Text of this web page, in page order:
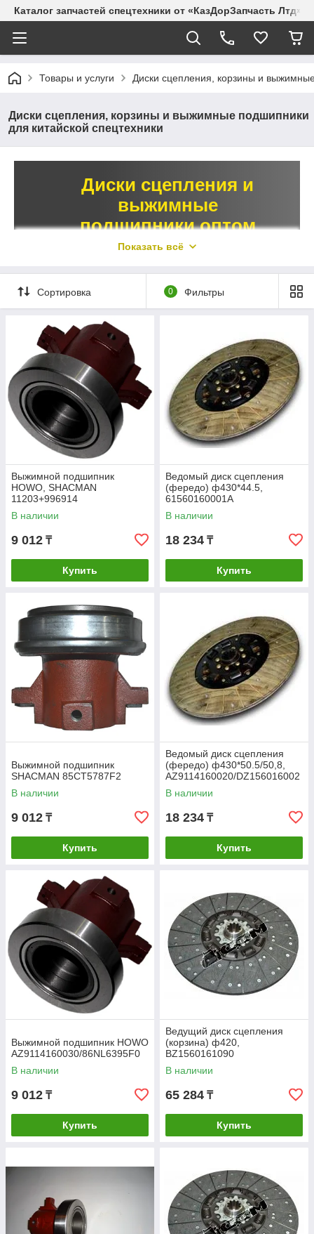
Каталог запчастей спецтехники от «КазДорЗапчасть Лтд»
Товары и услуги Диски сцепления, корзины и
Диски сцепления, корзины и выжимные подшипники
для китайской спецтехники
Диски сцепления и
выжимные
подшипники оптом
в Алматы
У нас вы можете купить диск сцепления для
спецтехники на выгодных условиях
Наш магазин предлагает качественные запчасти
для спецтехники. В наличии сеть выжимной
подшипник, ведомый диск сцепления, ведущий диск
сцепления. Сцепление представляет собой важную
часть агрегата автомобиля, он называется
трансмиссией. Одним из главных узлов данного
механизма является корзина, в которой несколько
деталей, заключенных в корпус.
О нашей компании
ЧТО МЫ МОЖЕМ ПРЕДЛОЖИТЬ?
Выжимной подшипник
Ведущий диск сцепления
Ведомый диск сцепления
Другие детали
Доставка и оплата
ПРЕИМУЩЕСТВА СОТРУДНИЧЕСТВА С
НАМИ
Показать всё
Сортировка 0 Фильтры
Выжимной подшипник
HOWO, SHACMAN
11203+996914
В наличии
9 012 ₸
Купить
Ведомый диск сцепления
(фередо) ф430*44.5,
61560160001A
В наличии
18 234 ₸
Купить
Выжимной подшипник
SHACMAN 85CT5787F2
В наличии
9 012 ₸
Купить
Ведомый диск сцепления
(фередо) ф430*50.5/50,8,
AZ9114160020/DZ156016002
0
В наличии
18 234 ₸
Купить
Выжимной подшипник HOWO
AZ9114160030/86NL6395F0
В наличии
9 012 ₸
Купить
Ведущий диск сцепления
(корзина) ф420,
BZ1560161090
В наличии
65 284 ₸
Купить